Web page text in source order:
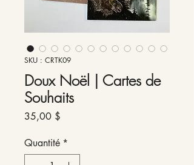
SKU : CRTK09
Doux Noël | Cartes de
Souhaits
35,00 $
Quantité *